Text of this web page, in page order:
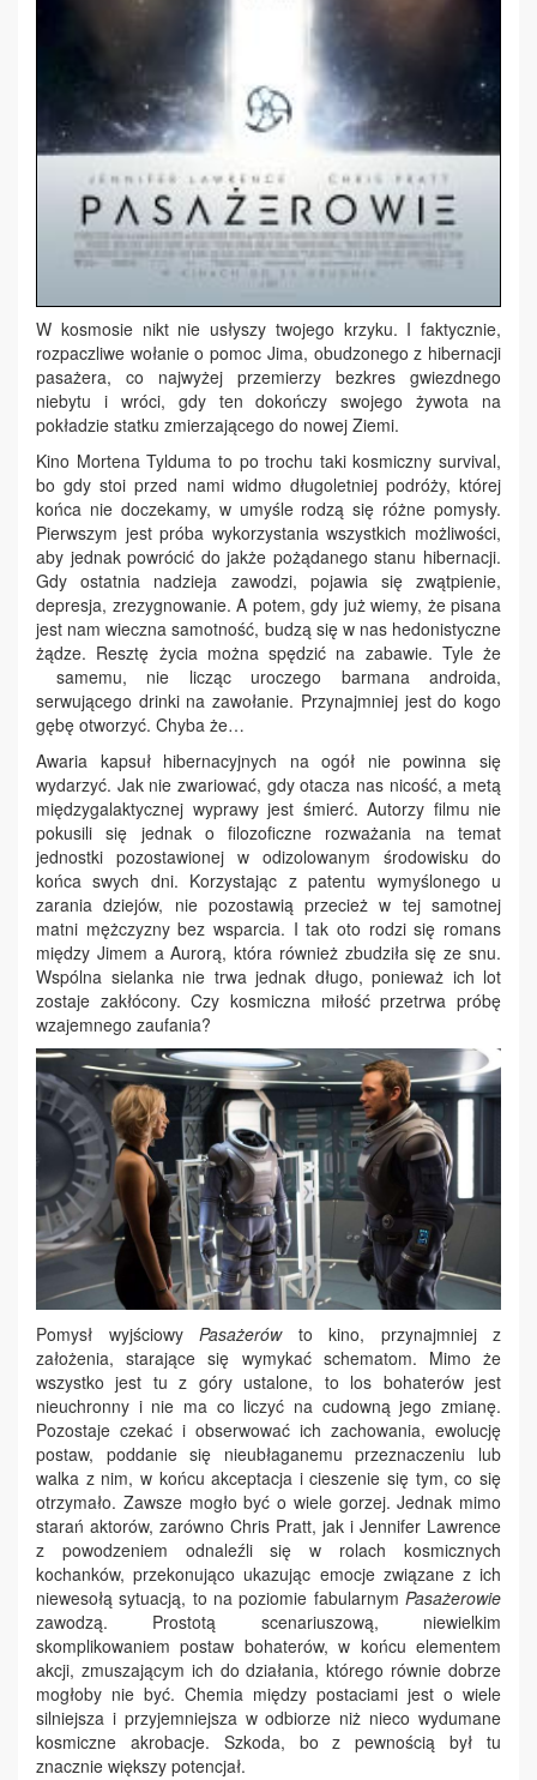
W kosmosie nikt nie usłyszy twojego krzyku. I faktycznie,
rozpaczliwe wołanie o pomoc Jima, obudzonego z hibernacji
pasażera, co najwyżej przemierzy bezkres gwiezdnego
niebytu i wróci, gdy ten dokończy swojego żywota na
pokładzie statku zmierzającego do nowej Ziemi.
Kino Mortena Tylduma to po trochu taki kosmiczny survival,
bo gdy stoi przed nami widmo długoletniej podróży, której
końca nie doczekamy, w umyśle rodzą się różne pomysły.
Pierwszym jest próba wykorzystania wszystkich możliwości,
aby jednak powrócić do jakże pożądanego stanu hibernacji.
Gdy ostatnia nadzieja zawodzi, pojawia się zwątpienie,
depresja, zrezygnowanie. A potem, gdy już wiemy, że pisana
jest nam wieczna samotność, budzą się w nas hedonistyczne
żądze. Resztę życia można spędzić na zabawie. Tyle że
samemu, nie licząc uroczego barmana androida,
serwującego drinki na zawołanie. Przynajmniej jest do kogo
gębę otworzyć. Chyba że…
Awaria kapsuł hibernacyjnych na ogół nie powinna się
wydarzyć. Jak nie zwariować, gdy otacza nas nicość, a metą
międzygalaktycznej wyprawy jest śmierć. Autorzy filmu nie
pokusili się jednak o filozoficzne rozważania na temat
jednostki pozostawionej w odizolowanym środowisku do
końca swych dni. Korzystając z patentu wymyślonego u
zarania dziejów, nie pozostawią przecież w tej samotnej
matni mężczyzny bez wsparcia. I tak oto rodzi się romans
między Jimem a Aurorą, która również zbudziła się ze snu.
Wspólna sielanka nie trwa jednak długo, ponieważ ich lot
zostaje zakłócony. Czy kosmiczna miłość przetrwa próbę
wzajemnego zaufania?
Pomysł wyjściowy Pasażerówto kino, przynajmniej z
założenia, starające się wymykać schematom. Mimo że
wszystko jest tu z góry ustalone, to los bohaterów jest
nieuchronny i nie ma co liczyć na cudowną jego zmianę.
Pozostaje czekać i obserwować ich zachowania, ewolucję
postaw, poddanie się nieubłaganemu przeznaczeniu lub
walka z nim, w końcu akceptacja i cieszenie się tym, co się
otrzymało. Zawsze mogło być o wiele gorzej. Jednak mimo
starań aktorów, zarówno Chris Pratt, jak i Jennifer Lawrence
z powodzeniem odnaleźli się w rolach kosmicznych
kochanków, przekonująco ukazując emocje związane z ich
niewesołą sytuacją, to na poziomie fabularnym Pasażerowie
zawodzą. Prostotą scenariuszową, niewielkim
skomplikowaniem postaw bohaterów, w końcu elementem
akcji, zmuszającym ich do działania, którego równie dobrze
mogłoby nie być. Chemia między postaciami jest o wiele
silniejsza i przyjemniejsza w odbiorze niż nieco wydumane
kosmiczne akrobacje. Szkoda, bo z pewnością był tu
znacznie większy potencjał.